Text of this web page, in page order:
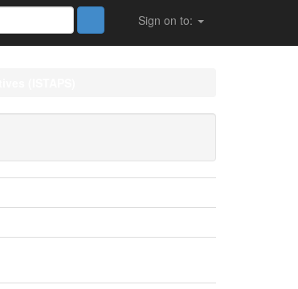
Sign on to: